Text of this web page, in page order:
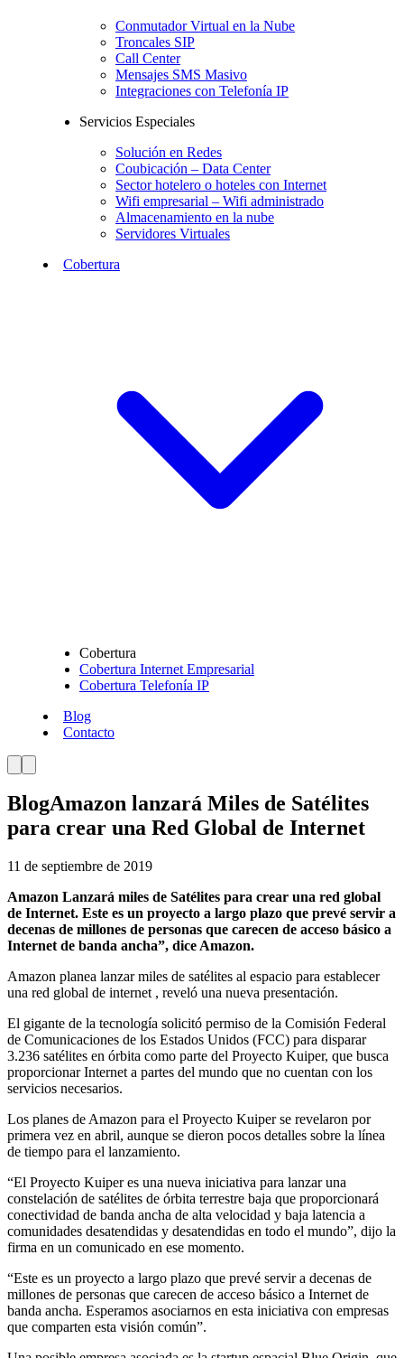
Conmutador Virtual en la Nube
Troncales SIP
Call Center
Mensajes SMS Masivo
Integraciones con Telefonía IP
Servicios Especiales
Solución en Redes
Coubicación – Data Center
Sector hotelero o hoteles con Internet
Wifi empresarial – Wifi administrado
Almacenamiento en la nube
Servidores Virtuales
Cobertura
Cobertura
Cobertura Internet Empresarial
Cobertura Telefonía IP
Blog
Contacto
BlogAmazon lanzará Miles de Satélites
para crear una Red Global de Internet
11 de septiembre de 2019
Amazon Lanzará miles de Satélites para crear una red global
de Internet. Este es un proyecto a largo plazo que prevé servir a
decenas de millones de personas que carecen de acceso básico a
Internet de banda ancha”, dice Amazon.
Amazon planea lanzar miles de satélites al espacio para establecer
una red global de internet , reveló una nueva presentación.
El gigante de la tecnología solicitó permiso de la Comisión Federal
de Comunicaciones de los Estados Unidos (FCC) para disparar
3.236 satélites en órbita como parte del Proyecto Kuiper, que busca
proporcionar Internet a partes del mundo que no cuentan con los
servicios necesarios.
Los planes de Amazon para el Proyecto Kuiper se revelaron por
primera vez en abril, aunque se dieron pocos detalles sobre la línea
de tiempo para el lanzamiento.
“El Proyecto Kuiper es una nueva iniciativa para lanzar una
constelación de satélites de órbita terrestre baja que proporcionará
conectividad de banda ancha de alta velocidad y baja latencia a
comunidades desatendidas y desatendidas en todo el mundo”, dijo la
firma en un comunicado en ese momento.
“Este es un proyecto a largo plazo que prevé servir a decenas de
millones de personas que carecen de acceso básico a Internet de
banda ancha. Esperamos asociarnos en esta iniciativa con empresas
que comparten esta visión común”.